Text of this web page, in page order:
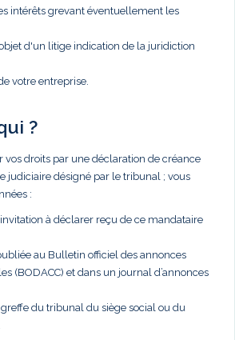
intérêts grevant éventuellement les
d'un litige indication de la juridiction
votre entreprise.
?
vos droits par une déclaration de créance
judiciaire désigné par le tribunal ; vous
:
à déclarer reçu de ce mandataire
au Bulletin officiel des annonces
(BODACC) et dans un journal d’annonces
du tribunal du siège social ou du